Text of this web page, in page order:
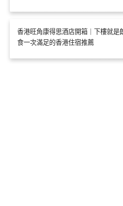
香港旺角康得思酒店開箱｜下樓就是
食一次滿足的香港住宿推薦